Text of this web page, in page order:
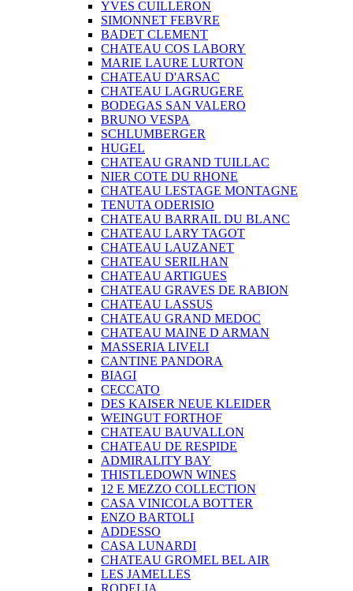
YVES CUILLERON
SIMONNET FEBVRE
BADET CLEMENT
CHATEAU COS LABORY
MARIE LAURE LURTON
CHATEAU D'ARSAC
CHATEAU LAGRUGERE
BODEGAS SAN VALERO
BRUNO VESPA
SCHLUMBERGER
HUGEL
CHATEAU GRAND TUILLAC
NIER COTE DU RHONE
CHATEAU LESTAGE MONTAGNE
TENUTA ODERISIO
CHATEAU BARRAIL DU BLANC
CHATEAU LARY TAGOT
CHATEAU LAUZANET
CHATEAU SERILHAN
CHATEAU ARTIGUES
CHATEAU GRAVES DE RABION
CHATEAU LASSUS
CHATEAU GRAND MEDOC
CHATEAU MAINE D ARMAN
MASSERIA LIVELI
CANTINE PANDORA
BIAGI
CECCATO
DES KAISER NEUE KLEIDER
WEINGUT FORTHOF
CHATEAU BAUVALLON
CHATEAU DE RESPIDE
ADMIRALITY BAY
THISTLEDOWN WINES
12 E MEZZO COLLECTION
CASA VINICOLA BOTTER
ENZO BARTOLI
ADDESSO
CASA LUNARDI
CHATEAU GROMEL BEL AIR
LES JAMELLES
RODELIA